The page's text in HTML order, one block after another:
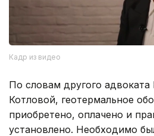
Кадр из видео
По словам другого
Котловой, геотермальное
приобретено, оплачено и
установлено. Необходимо